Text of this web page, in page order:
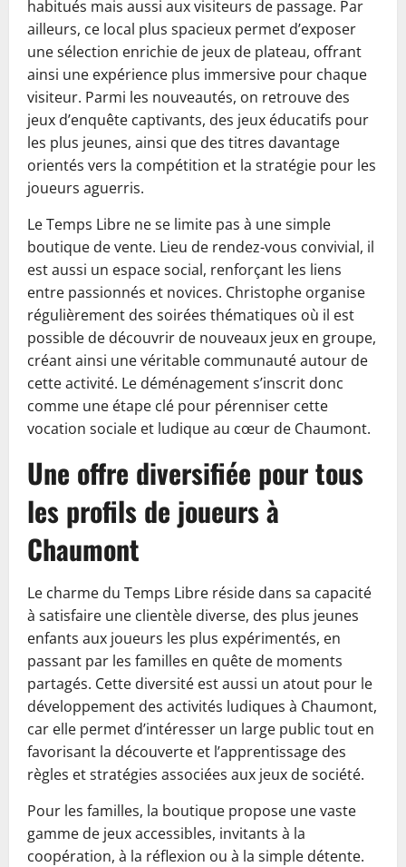
habitués mais aussi aux visiteurs de passage. Par
ailleurs, ce local plus spacieux permet d’exposer
une sélection enrichie de jeux de plateau, offrant
ainsi une expérience plus immersive pour chaque
visiteur. Parmi les nouveautés, on retrouve des
jeux d’enquête captivants, des jeux éducatifs pour
les plus jeunes, ainsi que des titres davantage
orientés vers la compétition et la stratégie pour les
joueurs aguerris.
Le Temps Libre ne se limite pas à une simple
boutique de vente. Lieu de rendez-vous convivial, il
est aussi un espace social, renforçant les liens
entre passionnés et novices. Christophe organise
régulièrement des soirées thématiques où il est
possible de découvrir de nouveaux jeux en groupe,
créant ainsi une véritable communauté autour de
cette activité. Le déménagement s’inscrit donc
comme une étape clé pour pérenniser cette
vocation sociale et ludique au cœur de Chaumont.
Une offre diversifiée pour tous
les profils de joueurs à
Chaumont
Le charme du Temps Libre réside dans sa capacité
à satisfaire une clientèle diverse, des plus jeunes
enfants aux joueurs les plus expérimentés, en
passant par les familles en quête de moments
partagés. Cette diversité est aussi un atout pour le
développement des activités ludiques à Chaumont,
car elle permet d’intéresser un large public tout en
favorisant la découverte et l’apprentissage des
règles et stratégies associées aux jeux de société.
Pour les familles, la boutique propose une vaste
gamme de jeux accessibles, invitants à la
coopération, à la réflexion ou à la simple détente.